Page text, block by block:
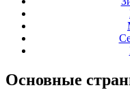
Основные